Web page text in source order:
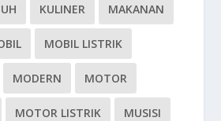
KULINER MAKANAN
MOBIL LISTRIK
MODERN MOTOR
MOTOR LISTRIK MUSISI